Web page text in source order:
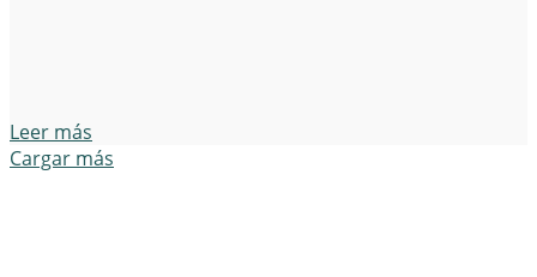
Leer más
Cargar más